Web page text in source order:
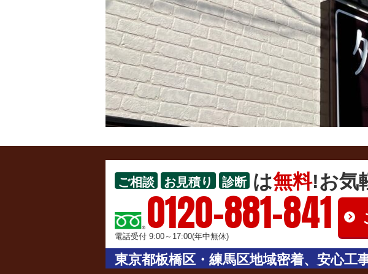
ご相談 お見積り 診断 は無料!お気
0120-881-841
電話受付 9:00～17:00(年中無休)
東京都板橋区・練馬区地域密着、安心工